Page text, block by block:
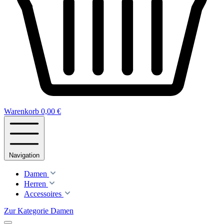
Warenkorb 0,00 €
Navigation
Damen
Herren
Accessoires
Zur Kategorie Damen